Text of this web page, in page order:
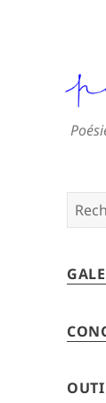
Search
for: